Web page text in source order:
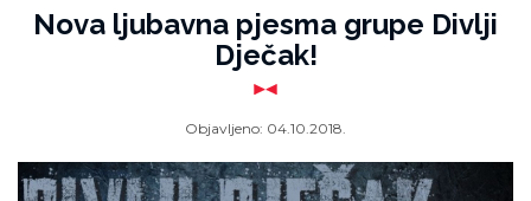
Nova ljubavna pjesma grupe Divlji
Dječak!
Objavljeno: 04.10.2018.